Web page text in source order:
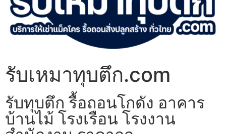
รับเหมาทุบตึก.com
รับทุบตึก รื้อถอนโกดัง อาคาร
บ้านไม้ โรงเรือน โรงงาน